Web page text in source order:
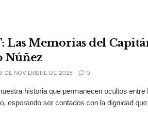
Las Memorias del
Núñez
DE NOVIEMBRE DE 2025 0
historia que permanecen ocultos entre
esperando ser contados con la dignidad que